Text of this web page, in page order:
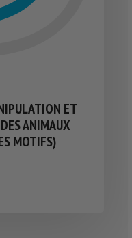
ET
ANIMAUX
MOTIFS)